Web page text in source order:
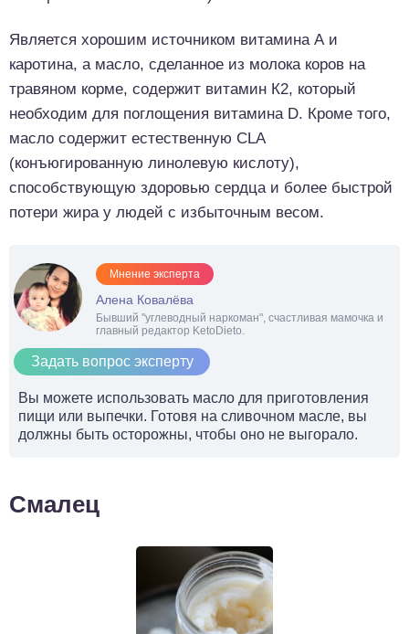
Является хорошим источником витамина А и
каротина, а масло, сделанное из молока коров на
травяном корме, содержит витамин К2, который
необходим для поглощения витамина D. Кроме того,
масло содержит естественную CLA
(конъюгированную линолевую кислоту),
способствующую здоровью сердца и более быстрой
потери жира у людей с избыточным весом.
Мнение эксперта
Алена Ковалёва
Бывший "углеводный наркоман", счастливая мамочка и
главный редактор KetoDieto.
Задать вопрос эксперту
Вы можете использовать масло для приготовления
пищи или выпечки. Готовя на сливочном масле, вы
должны быть осторожны, чтобы оно не выгорало.
Смалец